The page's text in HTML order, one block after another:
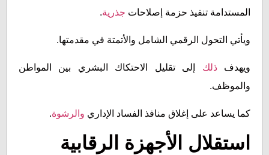
المستدامة تنفيذ حزمة إصلاحات جذرية.
ويأتي التحول الرقمي الشامل والأتمتة في مقدمتها.
ويهدفذلك إلى تقليل الاحتكاك البشري بين المواطن
والموظف.
كما يساعد على إغلاق منافذ الفساد الإداري والرشوة.
استقلال الأجهزة الرقابية